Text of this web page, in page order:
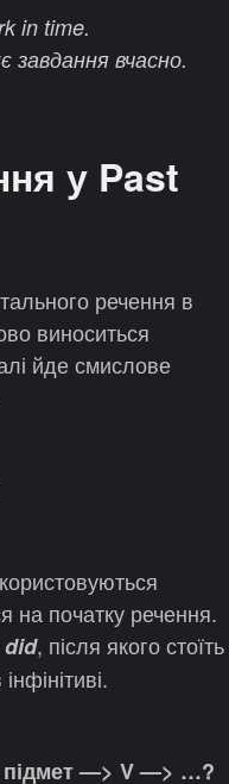
in time.
вчасно.
у Past
речення в
виноситься
йде смислове
на початку речення.
did, після якого стоїть
—> V —> …?